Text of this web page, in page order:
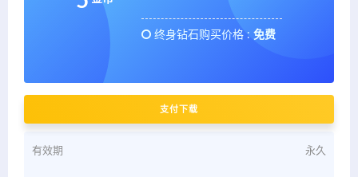
终身钻石购买价格 : 免费
支付下载
有效期 永久